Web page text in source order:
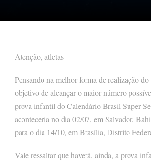
Atenção, atletas!
Pensando na melhor forma de realização
objetivo de alcançar o maior número
prova infantil do Calendário Brasil Super
aconteceria no dia 02/07, em Salvador,
para o dia 14/10, em Brasília, Distrito
Vale ressaltar que haverá, ainda, a prova